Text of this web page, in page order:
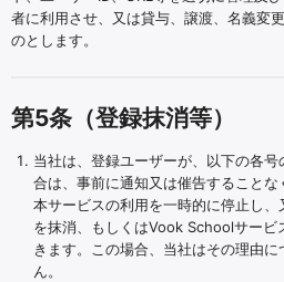
者に利用させ、又は貸与、譲渡、名義変
のとします。
第5条（登録抹消等）
当社は、登録ユーザーが、以下の各
合は、事前に通知又は催告すること
本サービスの利用を一時的に停止し
を抹消、もしくはVook Schoolサービ
きます。この場合、当社はその理由
ん。